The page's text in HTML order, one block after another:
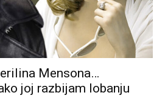
Mensona…
joj razbijam lobanju